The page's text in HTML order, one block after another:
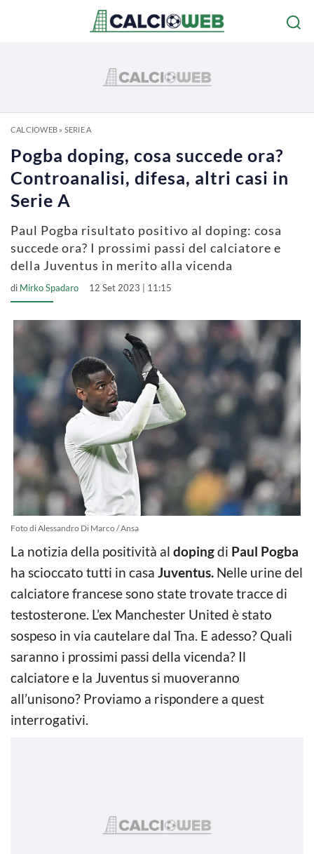
CALCIOWEB» SERIE A
Pogba doping, cosa succede ora?
Controanalisi, difesa, altri casi in
Serie A
Paul Pogba risultato positivo al doping: cosa
succede ora? I prossimi passi del calciatore e
della Juventus in merito alla vicenda
di Mirko Spadaro 12 Set 2023 | 11:15
Foto di Alessandro Di Marco / Ansa
La notizia della positività al dopingdi Paul Pogba
ha scioccato tutti in casa Juventus. Nelle urine del
calciatore francese sono state trovate tracce di
testosterone. L’ex Manchester United è stato
sospeso in via cautelare dal Tna. E adesso? Quali
saranno i prossimi passi della vicenda? Il
calciatore e la Juventus si muoveranno
all’unisono? Proviamo a rispondere a quest
interrogativi.